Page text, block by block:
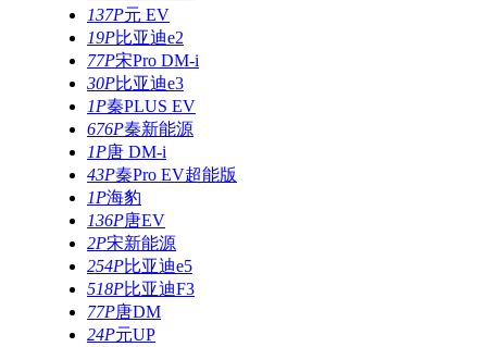
137P元 EV
19P比亚迪e2
77P宋Pro DM-i
30P比亚迪e3
1P秦PLUS EV
676P秦新能源
1P唐 DM-i
43P秦Pro EV超能版
1P海豹
136P唐EV
2P宋新能源
254P比亚迪e5
518P比亚迪F3
77P唐DM
24P元UP